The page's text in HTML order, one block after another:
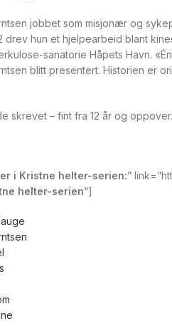
jobbet som misjonær og
drev hun et hjelpearbeid blant
sanatorie Håpets Havn.
blitt presentert. Historien er
skrevet – fint fra 12 år og oppover.
i Kristne helter-serien:”
helter-serien“]